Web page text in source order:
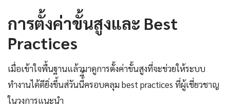
การตั้งค่าขั้นสูงและ Best
Practices
เมื่อเข้าใจพื้นฐานแล้วมาดูการตั้งค่าขั้นสูงที่จะช่วยให้ระบบ
ทำงานได้ดียิ่งขึ้นส่วันนี้ี้ครอบคลุม best practices ที่ผู้เชี่ยวชาญ
ในวงการแนะนำ